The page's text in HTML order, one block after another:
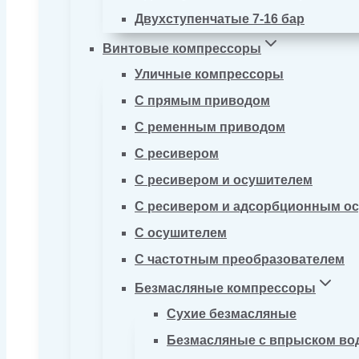
Двухступенчатые 7-16 бар
Винтовые компрессоры
Уличные компрессоры
С прямым приводом
С ременным приводом
С ресивером
С ресивером и осушителем
С ресивером и адсорбционным
С осушителем
С частотным преобразователем
Безмасляные компрессоры
Сухие безмасляные
Безмасляные с впрыском